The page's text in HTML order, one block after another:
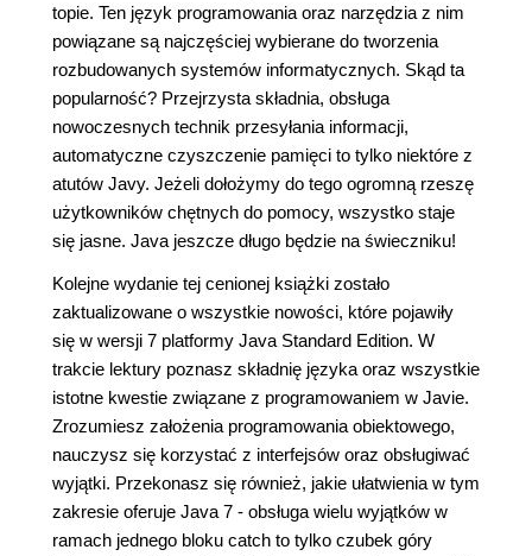
topie. Ten język programowania oraz narzędzia z nim
powiązane są najczęściej wybierane do tworzenia
rozbudowanych systemów informatycznych. Skąd ta
popularność? Przejrzysta składnia, obsługa
nowoczesnych technik przesyłania informacji,
automatyczne czyszczenie pamięci to tylko niektóre z
atutów Javy. Jeżeli dołożymy do tego ogromną rzeszę
użytkowników chętnych do pomocy, wszystko staje
się jasne. Java jeszcze długo będzie na świeczniku!
Kolejne wydanie tej cenionej książki zostało
zaktualizowane o wszystkie nowości, które pojawiły
się w wersji 7 platformy Java Standard Edition. W
trakcie lektury poznasz składnię języka oraz wszystkie
istotne kwestie związane z programowaniem w Javie.
Zrozumiesz założenia programowania obiektowego,
nauczysz się korzystać z interfejsów oraz obsługiwać
wyjątki. Przekonasz się również, jakie ułatwienia w tym
zakresie oferuje Java 7 - obsługa wielu wyjątków w
ramach jednego bloku catch to tylko czubek góry